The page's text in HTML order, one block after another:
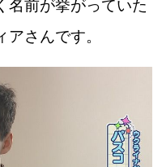
名前が挙がっていた
さんです。